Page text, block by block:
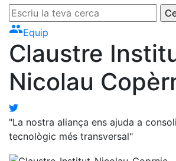
groupEquip
Claustre
Nicolau
"La nostra aliança ens ajuda a
tecnològic més transversal"